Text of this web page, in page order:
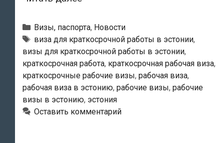
прогнозирует
рост
числа
иностранных
работников
в
Эстонии
Рубрики
Визы, паспорта, Новости
Метки
виза для краткосрочной работы в эстонии,
визы для краткосрочной работы в эстонии,
краткосрочная работа, краткосрочная рабочая виза,
краткосрочные рабочие визы, рабочая виза,
рабочая виза в эстонию, рабочие визы, рабочие
визы в эстонию, эстония
Оставить комментарий